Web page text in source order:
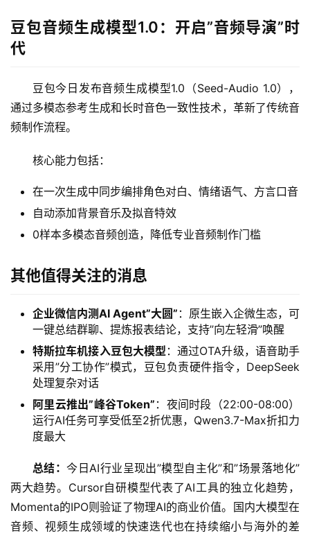
开
源
行
文
程
模
报
告
登录 注册
豆包音频生成模型1.0：开启”音频导演”时
代
豆包今日发布音频生成模型1.0（Seed-Audio 1.0），
通过多模态参考生成和长时音色一致性技术，革新了传统音
频制作流程。
核心能力包括：
在一次生成中同步编排角色对白、情绪语气、方言口音
自动添加背景音乐及拟音特效
0样本多模态音频创造，降低专业音频制作门槛
其他值得关注的消息
企业微信内测AI Agent”大圆” ：原生嵌入企微生态，可
一键总结群聊、提炼报表结论，支持”向左轻滑”唤醒
特斯拉车机接入豆包大模型：通过OTA升级，语音助手
采用”分工协作”模式，豆包负责硬件指令，DeepSeek
处理复杂对话
阿里云推出”峰谷Token” ：夜间时段（22:00-08:00）
运行AI任务可享受低至2折优惠，Qwen3.7-Max折扣力
度最大
总结：今日AI行业呈现出”模型自主化”和”场景落地化”
两大趋势。Cursor自研模型代表了AI工具的独立化趋势，
Momenta的IPO则验证了物理AI的商业价值。国内大模型在
音频、视频生成领域的快速迭代也在持续缩小与海外的差